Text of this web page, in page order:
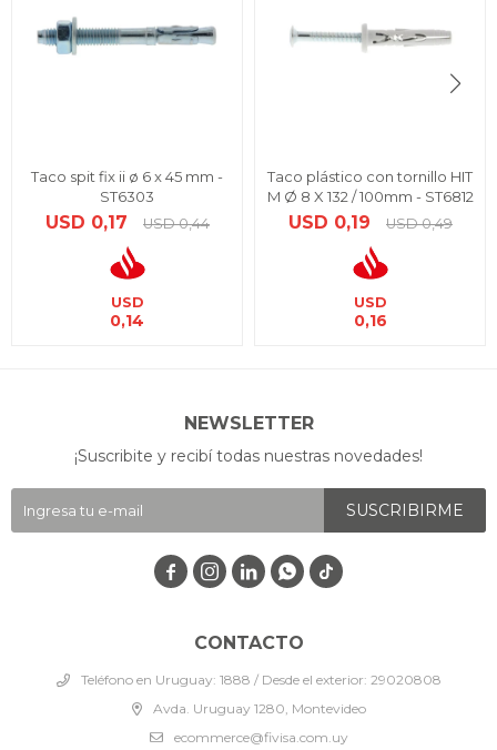
Taco spit fix ii ø 6 x 45 mm -
ST6303
USD 0,17 USD 0,44
USD
0,14
Taco plástico con tornillo HIT
M Ø 8 X 132 / 100mm - ST6812
USD 0,19 USD 0,49
USD
0,16
CONTACTO
Teléfono en Uruguay: 1888 / Desde el exterior: 29020808
Avda. Uruguay 1280, Montevideo
ecommerce@fivisa.com.uy
NEWSLETTER
¡Suscribite y recibí todas nuestras novedades!
SUSCRIBIRME
   